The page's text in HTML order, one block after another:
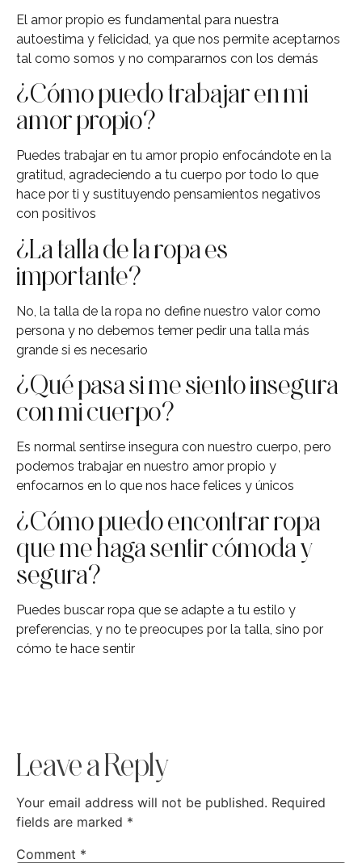
El amor propio es fundamental para nuestra
autoestima y felicidad, ya que nos permite aceptarnos
tal como somos y no compararnos con los demás
¿Cómo puedo trabajar en mi
amor propio?
Puedes trabajar en tu amor propio enfocándote en la
gratitud, agradeciendo a tu cuerpo por todo lo que
hace por ti y sustituyendo pensamientos negativos
con positivos
¿La talla de la ropa es
importante?
No, la talla de la ropa no define nuestro valor como
persona y no debemos temer pedir una talla más
grande si es necesario
¿Qué pasa si me siento insegura
con mi cuerpo?
Es normal sentirse insegura con nuestro cuerpo, pero
podemos trabajar en nuestro amor propio y
enfocarnos en lo que nos hace felices y únicos
¿Cómo puedo encontrar ropa
que me haga sentir cómoda y
segura?
Puedes buscar ropa que se adapte a tu estilo y
preferencias, y no te preocupes por la talla, sino por
cómo te hace sentir
Leave a Reply
Your email address will not be published. Required
fields are marked *
Comment *